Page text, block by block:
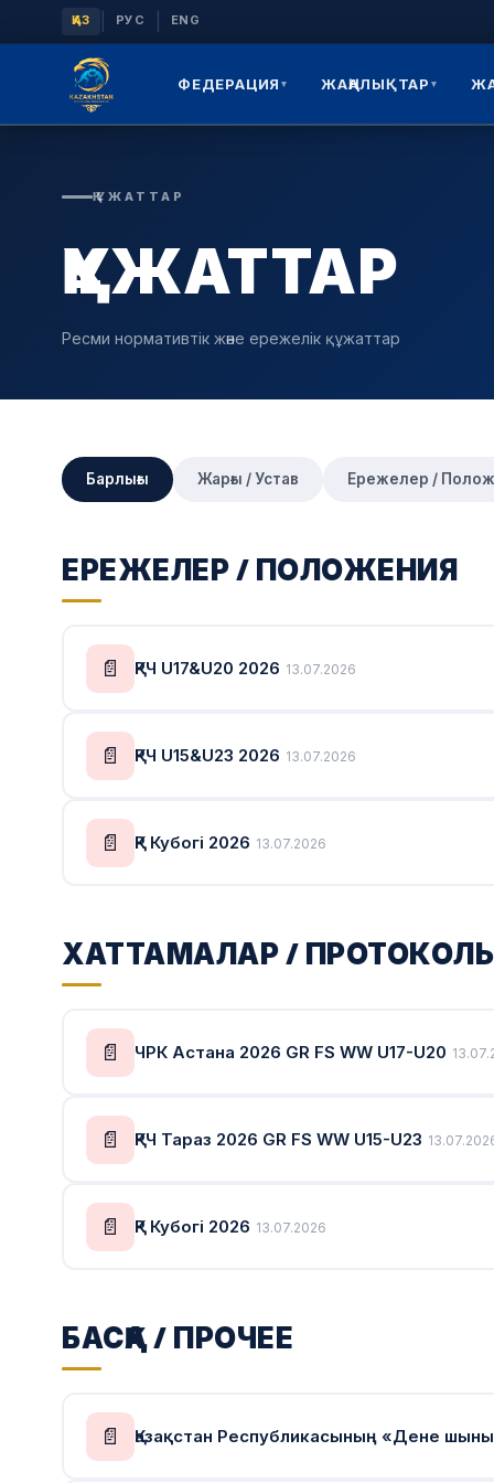
ҚАЗ РУС ENG
ФЕДЕРАЦИЯ ▾ ЖАҢАЛЫҚТАР ▾
ҚҰЖАТТАР
ҚҰЖАТТАР
Ресми нормативтік және ережелік құжаттар
Барлығы Жарғы / Устав Ережелер /
ЕРЕЖЕЛЕР / ПОЛОЖЕНИЯ
📄 ҚРЧ U17&U20 2026 13.07.2026
📄 ҚРЧ U15&U23 2026 13.07.2026
📄 ҚР Кубогі 2026 13.07.2026
ХАТТАМАЛАР /
📄 ЧРК Астана 2026 GR FS WW U17-U20
📄 ҚРЧ Тараз 2026 GR FS WW U15-U23
📄 ҚР Кубогі 2026 13.07.2026
БАСҚА / ПРОЧЕЕ
📄 Қазақстан Республикасының «Дене